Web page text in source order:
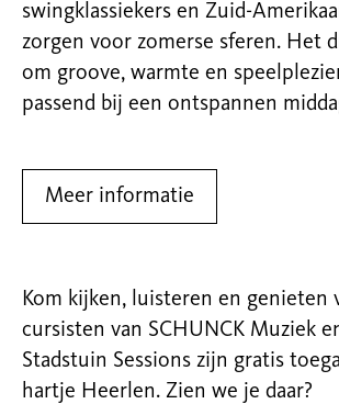
swingklassiekers en Zuid-
zorgen voor zomerse sferen. Het
om groove, warmte en
passend bij een ontspannen
Meer informatie
Kom kijken, luisteren en genieten
cursisten van SCHUNCK Muziek
Stadstuin Sessions zijn gratis
hartje Heerlen. Zien we je daar?